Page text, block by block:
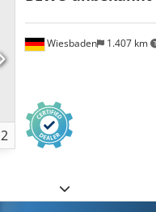
2
Wiesbaden 1.407 km